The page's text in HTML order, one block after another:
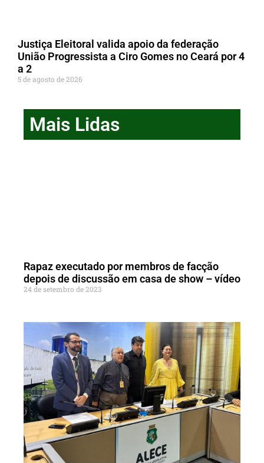
Justiça Eleitoral valida apoio da federação
União Progressista a Ciro Gomes no Ceará por 4
a 2
5 de agosto de 2026
Mais Lidas
Rapaz executado por membros de facção
depois de discussão em casa de show – vídeo
24 de setembro de 2023